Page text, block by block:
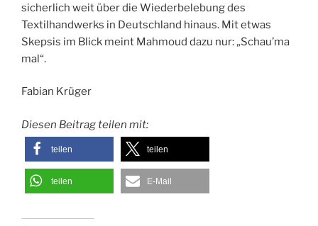
sicherlich weit über die Wiederbelebung des
Textilhandwerks in Deutschland hinaus. Mit etwas
Skepsis im Blick meint Mahmoud dazu nur: „Schau’ma
mal“.
Fabian Krüger
Diesen Beitrag teilen mit:
teilen teilen
teilen E-Mail